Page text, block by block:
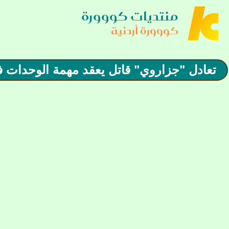
منتديات كووورة
كووورة أردنية
تعادل "جزاروي" قاتل يعقد مهمة